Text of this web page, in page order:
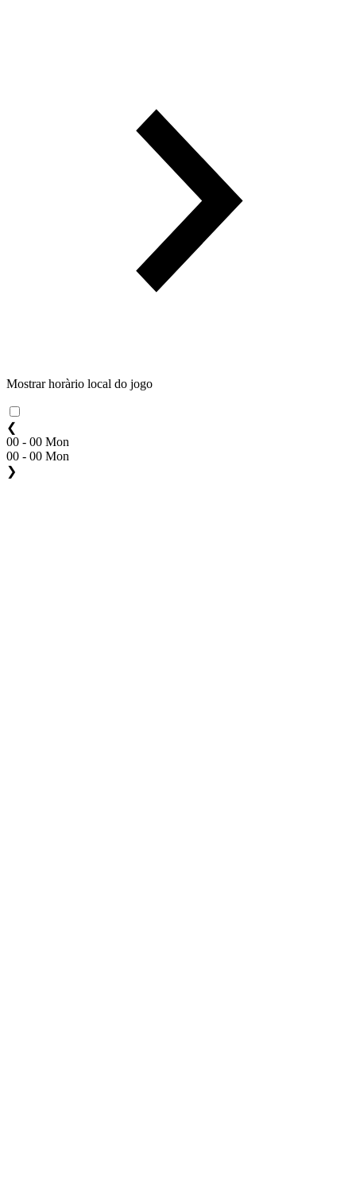
Mostrar horàrio local do jogo
❮
00 - 00 Mon
00 - 00 Mon
❯